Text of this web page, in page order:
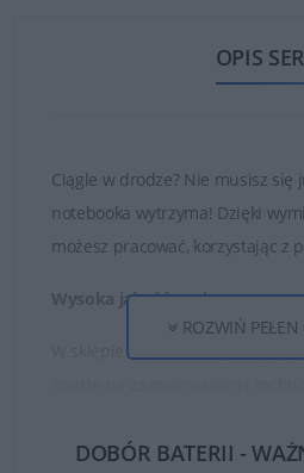
OPIS
Ciągle w drodze? Nie musisz się
notebooka wytrzyma! Dzięki
możesz pracować, korzystając z
Wysoka jakość ogniw
W sklepie DELL24 oferujemy
Dzięki temu zakupione baterie są
ROZWIŃ PEŁEN
DOBÓR BATERII -